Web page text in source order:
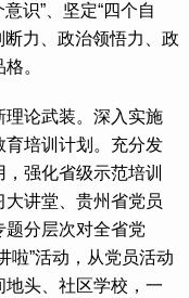
识”、坚定“四个自
断力、政治领悟力、政
。
论武装。深入实施
育培训计划。充分发
强化省级示范培训
讲堂、贵州省党员
分层次对全省党
啦”活动，从党员活动
头、社区学校，一